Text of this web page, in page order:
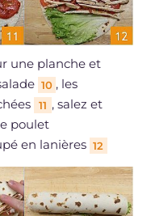
une planche et
10 , les
11 , salez et
poulet
en lanières 12